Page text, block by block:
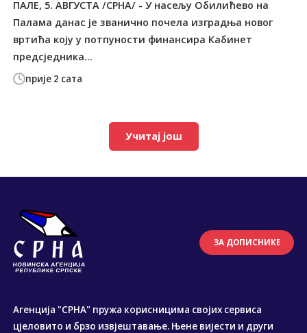
прије 2 сата
ПАЛЕ, 5. АВГУСТА /СРНА/ - У насељу Обилићево на
Палама данас је званично почела изградња новог
вртића коју у потпуности финансира Кабинет
предсједника...
Учитај још
ЗА ДОПИСНИКЕ
Агенција "СРНА" пружа корисницима својих сервиса
цјеловито и брзо извјештавање. Њене вијести и други